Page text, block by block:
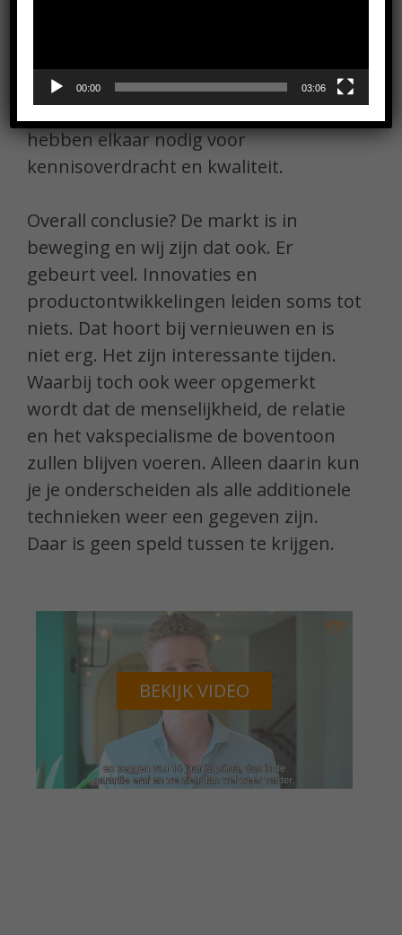
moeten kiezen voor verbinding. Er
leiden meer wegen naar Rome. We
hebben elkaar nodig voor
kennisoverdracht en kwaliteit.
Overall conclusie? De markt is in
beweging en wij zijn dat ook. Er
gebeurt veel. Innovaties en
productontwikkelingen leiden soms tot
niets. Dat hoort bij vernieuwen en is
niet erg. Het zijn interessante tijden.
Waarbij toch ook weer opgemerkt
wordt dat de menselijkheid, de relatie
en het vakspecialisme de boventoon
zullen blijven voeren. Alleen daarin kun
je je onderscheiden als alle additionele
technieken weer een gegeven zijn.
Daar is geen speld tussen te krijgen.
BEKIJK VIDEO
00:00 03:06